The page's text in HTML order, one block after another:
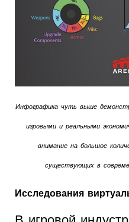
Инфографика чуть выше
игровыми и реальными
внимание на большое
существующих в
Исследования